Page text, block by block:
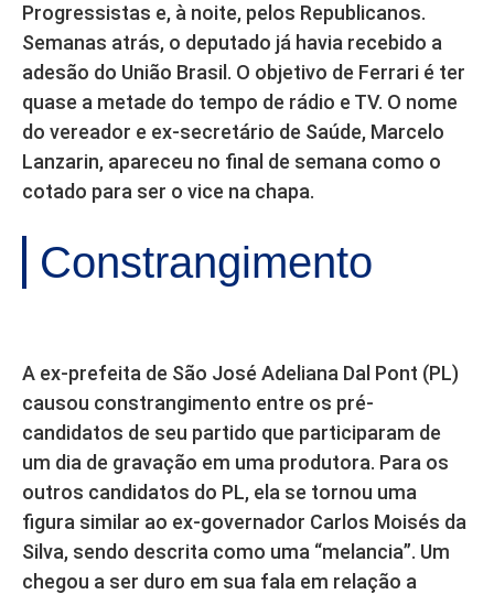
Progressistas e, à noite, pelos Republicanos.
Semanas atrás, o deputado já havia recebido a
adesão do União Brasil. O objetivo de Ferrari é ter
quase a metade do tempo de rádio e TV. O nome
do vereador e ex-secretário de Saúde, Marcelo
Lanzarin, apareceu no final de semana como o
cotado para ser o vice na chapa.
Constrangimento
A ex-prefeita de São José Adeliana Dal Pont (PL)
causou constrangimento entre os pré-
candidatos de seu partido que participaram de
um dia de gravação em uma produtora. Para os
outros candidatos do PL, ela se tornou uma
figura similar ao ex-governador Carlos Moisés da
Silva, sendo descrita como uma “melancia”. Um
chegou a ser duro em sua fala em relação a